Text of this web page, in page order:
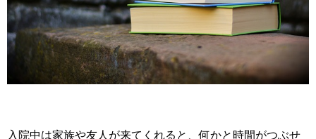
入院中は家族や友人が来てくれると、何かと時間がつぶせ